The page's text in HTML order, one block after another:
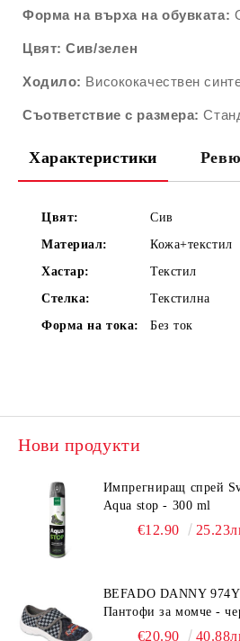
Форма на върха на обувката:
Цвят: Сив/зелен
Ходило: Висококачествен
Съответствие с размера:
Характеристики
Цвят:
Сив
Материал:
Кожа+текстил
Хастар:
Текстил
Стелка:
Текстилна
Форма на тока:
Без ток
Нови продукти
Импрегниращ спрей
Aqua stop - 300 ml
€12.90
BEFADO DANNY
Пантофи за момче -
€20.90